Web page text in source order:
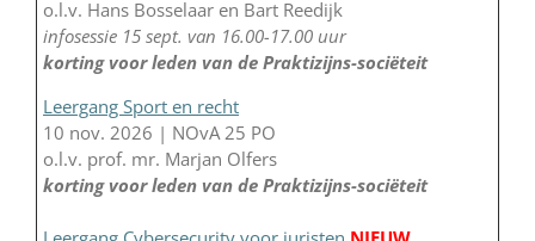
o.l.v. Hans Bosselaar en Bart Reedijk
infosessie 15 sept. van 16.00-17.00 uur
korting voor leden van de Praktizijns-sociëteit
Leergang Sport en recht
10 nov. 2026 | NOvA 25 PO
o.l.v. prof. mr. Marjan Olfers
korting voor leden van de Praktizijns-sociëteit